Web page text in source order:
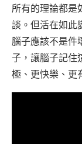
所有的理論都是
談。但活在如此
腦子應該不是件
子，讓腦子記住
極、更快樂、更